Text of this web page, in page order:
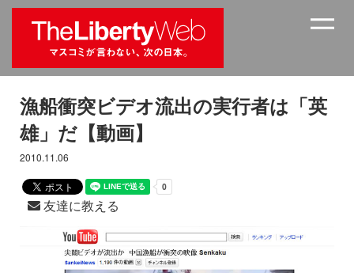
漁船衝突ビデオ流出の実行者は「英
雄」だ【動画】
2010.11.06
友達に教える